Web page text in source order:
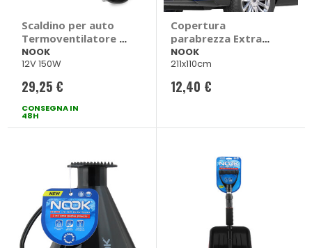
Scaldino per auto
Termoventilatore 2
in 1 - NOOK
NOOK
12V 150W
29,25 €
CONSEGNA IN
48H
Copertura
parabrezza Extra
Large Windshield
Protector - NOOK
NOOK
211x110cm
12,40 €